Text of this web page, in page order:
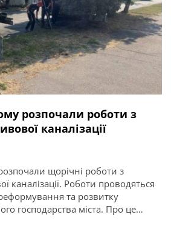
розпочали роботи з
каналізації
щорічні роботи з
каналізації. Роботи проводяться
та розвитку
господарства міста. Про це